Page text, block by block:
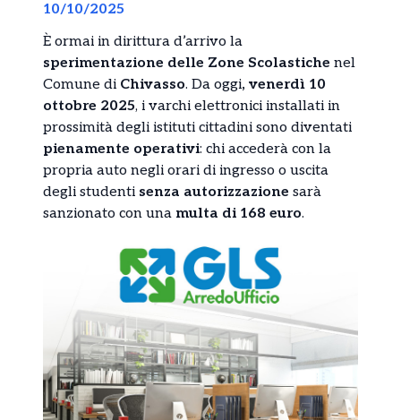
10/10/2025
È ormai in dirittura d’arrivo la
sperimentazione delle Zone Scolastiche nel
Comune di Chivasso. Da oggi, venerdì 10
ottobre 2025, i varchi elettronici installati in
prossimità degli istituti cittadini sono diventati
pienamente operativi: chi accederà con la
propria auto negli orari di ingresso o uscita
degli studenti senza autorizzazione sarà
sanzionato con una multa di 168 euro.